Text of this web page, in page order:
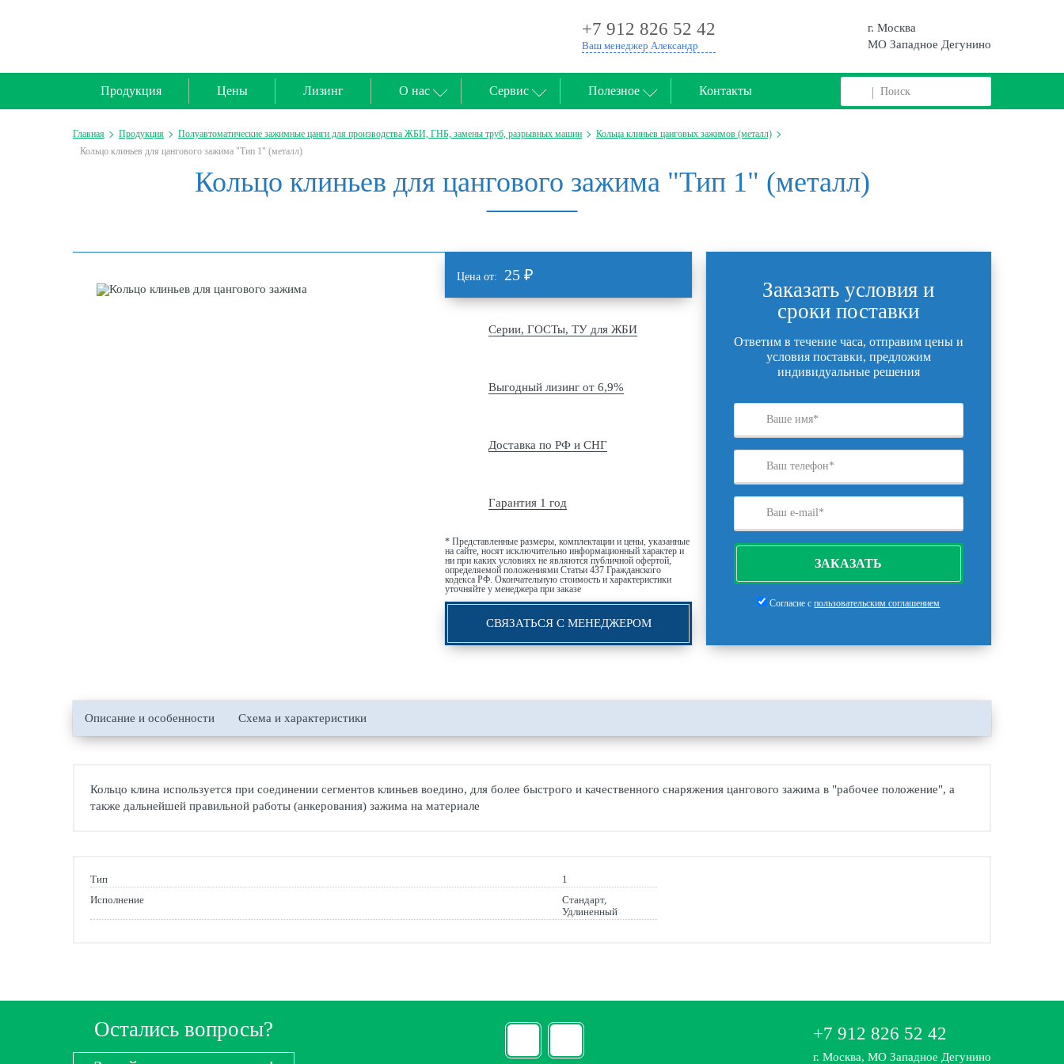
+7 912 826 52 42
Ваш менеджер Александр
г. Москва
МО Западное Дегунино
Продукция Цены Лизинг О нас Сервис Полезное Контакты
Главная Продукция Полуавтоматические зажимные цанги для производства ЖБИ, ГНБ, замены труб, разрывных машин
Кольца клиньев цанговых зажимов (металл)
Кольцо клиньев для цангового зажима "Тип 1" (металл)
Кольцо клиньев для цангового зажима "Тип 1" (металл)
Цена от: 25 ₽
Серии, ГОСТы, ТУ для ЖБИ
Выгодный лизинг от 6,9%
Доставка по РФ и СНГ
Гарантия 1 год
* Представленные размеры, комплектации и цены, указанные
на сайте, носят исключительно информационный характер и
ни при каких условиях не являются публичной офертой,
определяемой положениями Статьи 437 Гражданского
кодекса РФ. Окончательную стоимость и характеристики
уточняйте у менеджера при заказе
СВЯЗАТЬСЯ С МЕНЕДЖЕРОМ
Заказать условия и
сроки поставки
Ответим в течение часа, отправим цены и
условия поставки, предложим
индивидуальные решения
ЗАКАЗАТЬ
Согласие спользовательским соглашением
Описание и особенности Схема и характеристики
Кольцо клина используется при соединении сегментов клиньев воедино, для более быстрого и качественного снаряжения цангового зажима в "рабочее положение", а
также дальнейшей правильной работы (анкерования) зажима на материале
Тип
1
Исполнение
Стандарт,
Удлиненный
Остались вопросы? +7 912 826 52 42
г. Москва, МО Западное Дегунино